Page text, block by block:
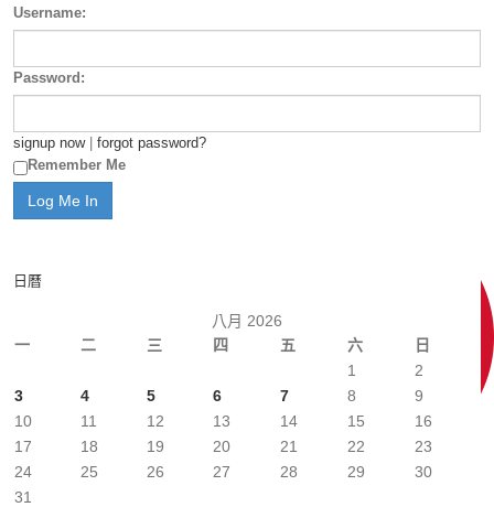
Username:
Password:
signup now| forgot password?
Remember Me
日曆
八月 2026
一
二 三 四 五 六 日
1
2
3
4 5 6 7 8
9
10
11 12 13 14 15
16
17
18 19 20 21 22
23
24
25 26 27 28 29
30
31